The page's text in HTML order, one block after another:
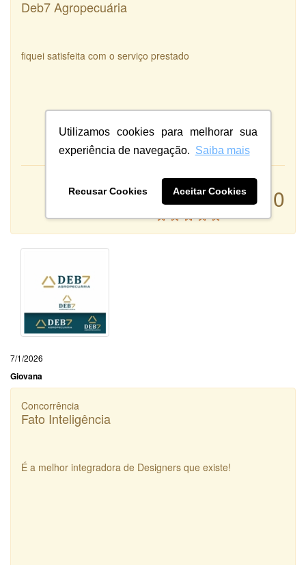
Utilizamos cookies para melhorar sua
experiência de navegação. Saiba mais
Recusar Cookies Aceitar Cookies
Deb7 Agropecuária
fiquei satisfeita com o serviço prestado
10
Atendimento:
Qualidade:
7/1/2026
Giovana
Concorrência
Fato Inteligência
É a melhor integradora de Designers que existe!